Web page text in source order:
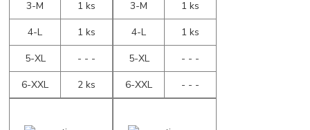
3-M
1 ks
4-L
1 ks
5-XL
- - -
6-XXL
2 ks
3-M
1 ks
4-L
1 ks
5-XL
- - -
6-XXL
- - -